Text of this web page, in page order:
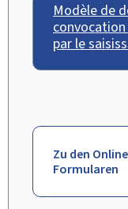
Modèle de
par le
Zu den
Formularen